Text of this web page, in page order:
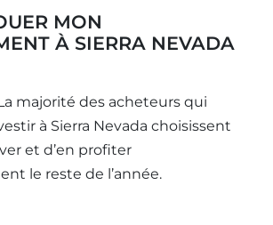
MON
À SIERRA NEVADA
majorité des acheteurs qui
à Sierra Nevada choisissent
et d’en profiter
le reste de l’année.